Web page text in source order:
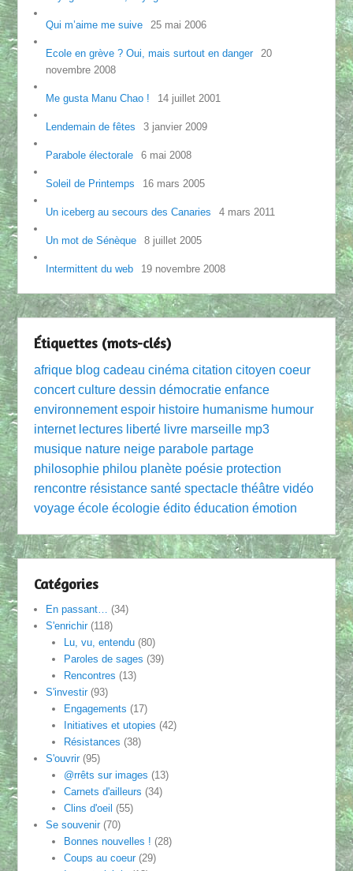
Qui m’aime me suive 25 mai 2006
Ecole en grève ? Oui, mais surtout en danger
20
novembre 2008
Me gusta Manu Chao ! 14 juillet 2001
Lendemain de fêtes 3 janvier 2009
Parabole électorale 6 mai 2008
Soleil de Printemps 16 mars 2005
Un iceberg au secours des Canaries 4 mars 2011
Un mot de Sénèque 8 juillet 2005
Intermittent du web 19 novembre 2008
Étiquettes (mots-clés)
afrique blog cadeau cinéma citation citoyen coeur
concert culture dessin démocratie enfance
environnement espoir histoire humanisme humour
internet lectures liberté livre marseille mp3
musique nature neige parabole partage
philosophie philou planète poésie protection
rencontre résistance santé spectacle théâtre vidéo
voyage école écologie édito éducation émotion
Catégories
En passant… (34)
S'enrichir(118)
Lu, vu, entendu(80)
Paroles de sages (39)
Rencontres (13)
S'investir(93)
Engagements (17)
Initiatives et utopies (42)
Résistances (38)
S'ouvrir(95)
@rrêts sur images (13)
Carnets d'ailleurs (34)
Clins d'oeil (55)
Se souvenir(70)
Bonnes nouvelles ! (28)
Coups au coeur(29)